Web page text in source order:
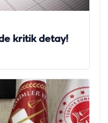
kritik detay!